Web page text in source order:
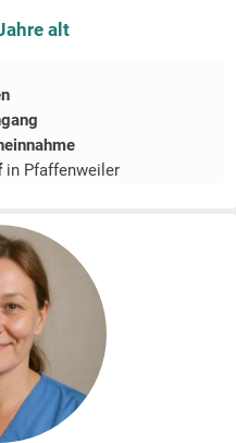
alt
in Pfaffenweiler